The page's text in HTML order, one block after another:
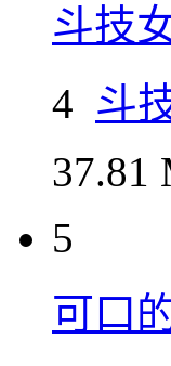
斗技
4 斗
37.81
5
可口